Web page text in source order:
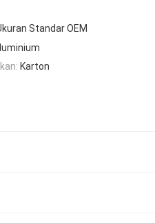
Standar OEM
Karton